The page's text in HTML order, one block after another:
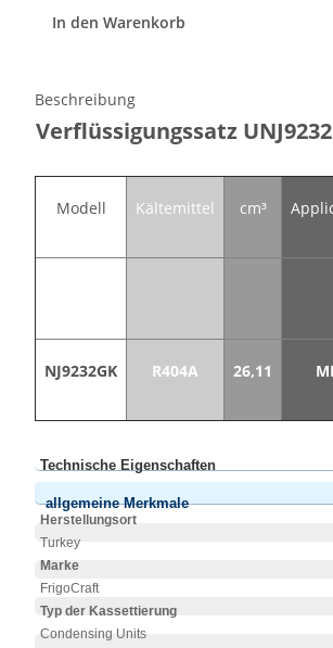
In den Warenkorb
Beschreibung
Verflüssigungssatz
Modell Kältemittel cm³
NJ9232GK R404A 26,11
Technische Eigenschaften
allgemeine Merkmale
Herstellungsort
Turkey
Marke
FrigoCraft
Typ der Kassettierung
Condensing Units